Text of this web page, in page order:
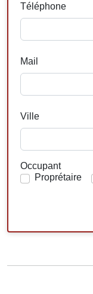
Téléphone
Mail
Ville
Occupant
Proprétaire